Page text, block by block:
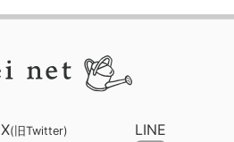
X(旧Twitter) LINE